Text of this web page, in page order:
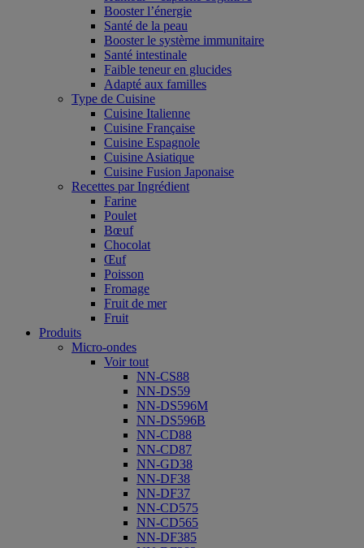
Booster l’énergie
Santé de la peau
Booster le système immunitaire
Santé intestinale
Faible teneur en glucides
Adapté aux familles
Type de Cuisine
Cuisine Italienne
Cuisine Française
Cuisine Espagnole
Cuisine Asiatique
Cuisine Fusion Japonaise
Recettes par Ingrédient
Farine
Poulet
Bœuf
Chocolat
Œuf
Poisson
Fromage
Fruit de mer
Fruit
Produits
Micro-ondes
Voir tout
NN-CS88
NN-DS59
NN-DS596M
NN-DS596B
NN-CD88
NN-CD87
NN-GD38
NN-DF38
NN-DF37
NN-CD575
NN-CD565
NN-DF385